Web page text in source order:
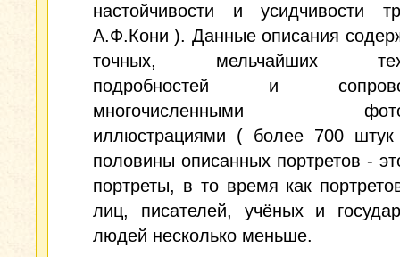
настойчивости и усидчивости
А.Ф.Кони ). Данные описания
точных, мельчайших
подробностей и
многочисленными
иллюстрациями ( более 700
половины описанных портретов -
портреты, в то время как
лиц, писателей, учёных и
людей несколько меньше.